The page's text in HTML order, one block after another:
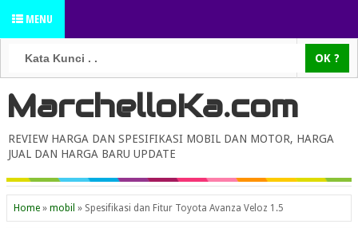
MENU
MarchelloKa.com
REVIEW HARGA DAN SPESIFIKASI MOBIL DAN MOTOR, HARGA
JUAL DAN HARGA BARU UPDATE
Home » mobil » Spesifikasi dan Fitur Toyota Avanza Veloz 1.5